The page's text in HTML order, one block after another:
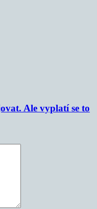
Ale vyplatí se to